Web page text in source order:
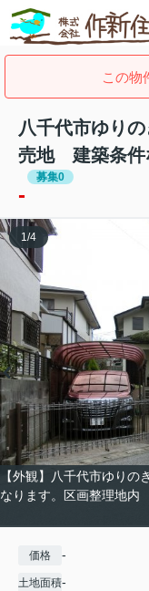
この物
八千代市ゆり
売地 建築条件
募集0
-
【外観】八千代市ゆり
なります。区画整理地
1/4
価格 -
土地面積-